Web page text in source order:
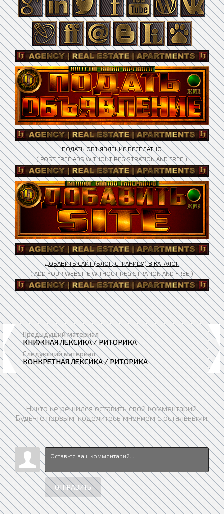
ПОДАТЬ ОБЪЯВЛЕНИЕ БЕСПЛАТНО
( POST FREE ADS WITHOUT REGISTRATION AND FREE )
ДОБАВИТЬ САЙТ (БЛОГ, СТРАНИЦУ) В КАТАЛОГ
( ADD YOUR WEBSITE WITHOUT REGISTRATION AND FREE )
Предыдущий материал
КНИЖНАЯ ЛЕКСИКА / РИТОРИКА
Следующий материал
КОНКРЕТНАЯ ЛЕКСИКА / РИТОРИКА
Никто не решился оставить свой комментарий.
Будь-те первым, поделитесь мнением с остальными.
ОТПРАВИТЬ